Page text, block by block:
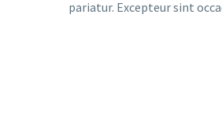
pariatur. Excepteur sint